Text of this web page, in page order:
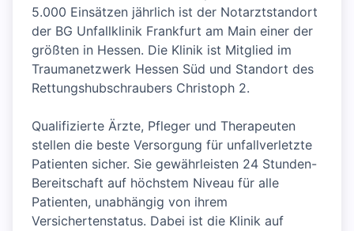
5.000 Einsätzen jährlich ist der Notarztstandort
der BG Unfallklinik Frankfurt am Main einer der
größten in Hessen. Die Klinik ist Mitglied im
Traumanetzwerk Hessen Süd und Standort des
Rettungshubschraubers Christoph 2.
Qualifizierte Ärzte, Pfleger und Therapeuten
stellen die beste Versorgung für unfallverletzte
Patienten sicher. Sie gewährleisten 24 Stunden-
Bereitschaft auf höchstem Niveau für alle
Patienten, unabhängig von ihrem
Versichertenstatus. Dabei ist die Klinik auf